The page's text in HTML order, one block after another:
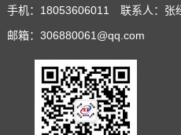
手机：18053606011 联系人：张
邮箱：306880061@qq.com